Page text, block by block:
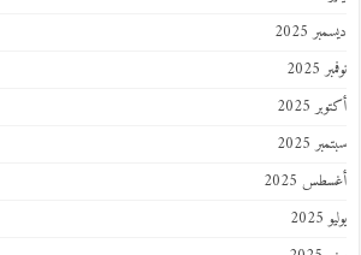
2025
2025
2025
2025